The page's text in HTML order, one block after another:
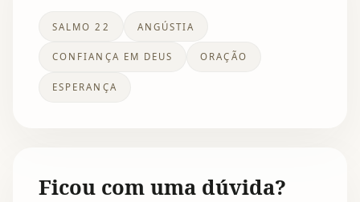
SALMO 22 ANGÚSTIA
CONFIANÇA EM DEUS ORAÇÃO
ESPERANÇA
Ficou com uma dúvida?